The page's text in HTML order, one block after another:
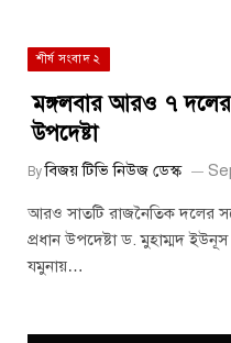
শীর্ষ সংবাদ ২
মঙ্গলবার আরও ৭ দলের
উপদেষ্টা
By বিজয় টিভি নিউজ ডেস্ক
আরও সাতটি রাজনৈতিক দলের
প্রধান উপদেষ্টা ড. মুহাম্মদ
যমুনায়…